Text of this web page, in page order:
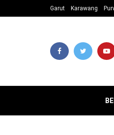
Garut Karawang